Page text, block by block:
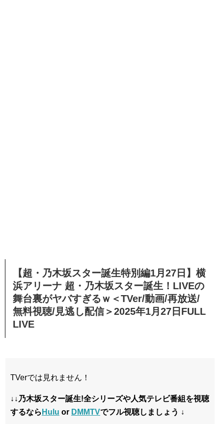
【超・乃木坂スター誕生特別編1月27日】横
浜アリーナ 超・乃木坂スター誕生！LIVEの
舞台裏がヤバすぎるｗ＜TVer/動画/再放送/
無料視聴/見逃し配信＞2025年1月27日FULL
LIVE
TVerでは見れません！
↓↓乃木坂スター誕生!全シリーズや人気テレビ番組を視聴
するなら Hulu or DMMTVでフル視聴しましょう ↓